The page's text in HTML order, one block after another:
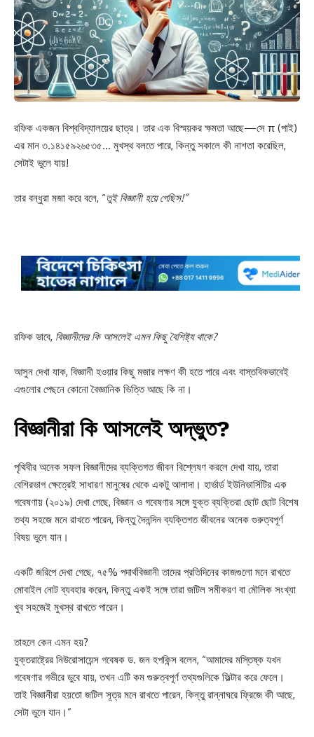
রফিক একজন বিশ্ববিদ্যালয়ের ছাত্র। তার এক বিস্ময়কর ক্ষমতা আছে—সে π (পাই)
এর মান ৩.১৪১৫৯২৬৫৩৫… মুখস্থ বলতে পারে, কিন্তু সকালে কী নাশতা করেছিল,
সেটাই ভুলে যায়!
তার বন্ধুরা মজা করে বলে, “তুই বিজ্ঞানী হয়ে গেছিস!”
রফিক ভাবে, বিজ্ঞানীদের কি আসলেই এমন কিছু বৈশিষ্ট্য থাকে?
আসুন দেখা যাক, বিজ্ঞানী হওয়ার কিছু মজার লক্ষণ কী হতে পারে এবং বাস্তবিকভাবেই
এগুলোর পেছনে কোনো বৈজ্ঞানিক ভিত্তি আছে কি না।
বিজ্ঞানীরা কি আসলেই অদ্ভুত?
পৃথিবীর অনেক সফল বিজ্ঞানীদের ব্যক্তিগত জীবন বিশ্লেষণ করলে দেখা যায়, তারা
বেশিরভাগ ক্ষেত্রেই সাধারণ মানুষের থেকে একটু আলাদা। হার্ভার্ড ইউনিভার্সিটির এক
গবেষণায় (২০১৯) দেখা গেছে, বিজ্ঞান ও গবেষণার সঙ্গে যুক্ত ব্যক্তিরা ছোট ছোট বিশেষ
তথ্য সহজে মনে রাখতে পারেন, কিন্তু দৈনন্দিন ব্যক্তিগত জীবনের অনেক গুরুত্বপূর্ণ
বিষয় ভুলে যান।
একটি জরিপে দেখা গেছে, ৭৫% পদার্থবিজ্ঞানী তাদের প্রতিদিনের কাজগুলো মনে রাখতে
মোবাইল নোট ব্যবহার করেন, কিন্তু একই সঙ্গে তারা জটিল সমীকরণ বা মৌলিক সংখ্যা
খুব সহজেই মুখস্থ রাখতে পারেন।
তাহলে কেন এমন হয়?
যুক্তরাষ্ট্রের নিউরোসায়েন্স গবেষক ড. জন হপকিন্স বলেন, “আমাদের মস্তিষ্ক যখন
গবেষণার গভীরে ডুবে যায়, তখন এটি কম গুরুত্বপূর্ণ তথ্যগুলিকে ফিল্টার করে ফেলে।
তাই বিজ্ঞানীরা হয়তো জটিল সূত্র মনে রাখতে পারেন, কিন্তু রান্নাঘরে ফ্রিজে কী আছে,
সেটা ভুলে যান।”